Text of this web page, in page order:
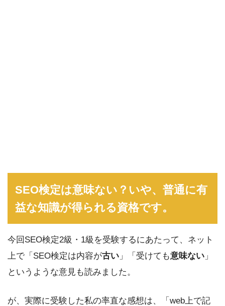
SEO検定は意味ない？いや、普通に有
益な知識が得られる資格です。
今回SEO検定2級・1級を受験するにあたって、ネット
上で「SEO検定は内容が古い 」「受けても意味ない 」
というような意見も読みました。
が、実際に受験した私の率直な感想は、「web上で記